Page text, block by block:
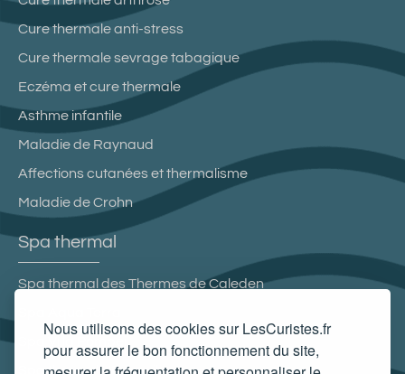
Nous utilisons des cookies sur LesCuristes.fr
pour assurer le bon fonctionnement du site,
Cure thermale anti-stress
Cure thermale sevrage tabagique
Eczéma et cure thermale
Asthme infantile
Maladie de Raynaud
Affections cutanées et thermalisme
Maladie de Crohn
Spa thermal
Spa thermal des Thermes de Caleden
Spa thermal L'Edenvik